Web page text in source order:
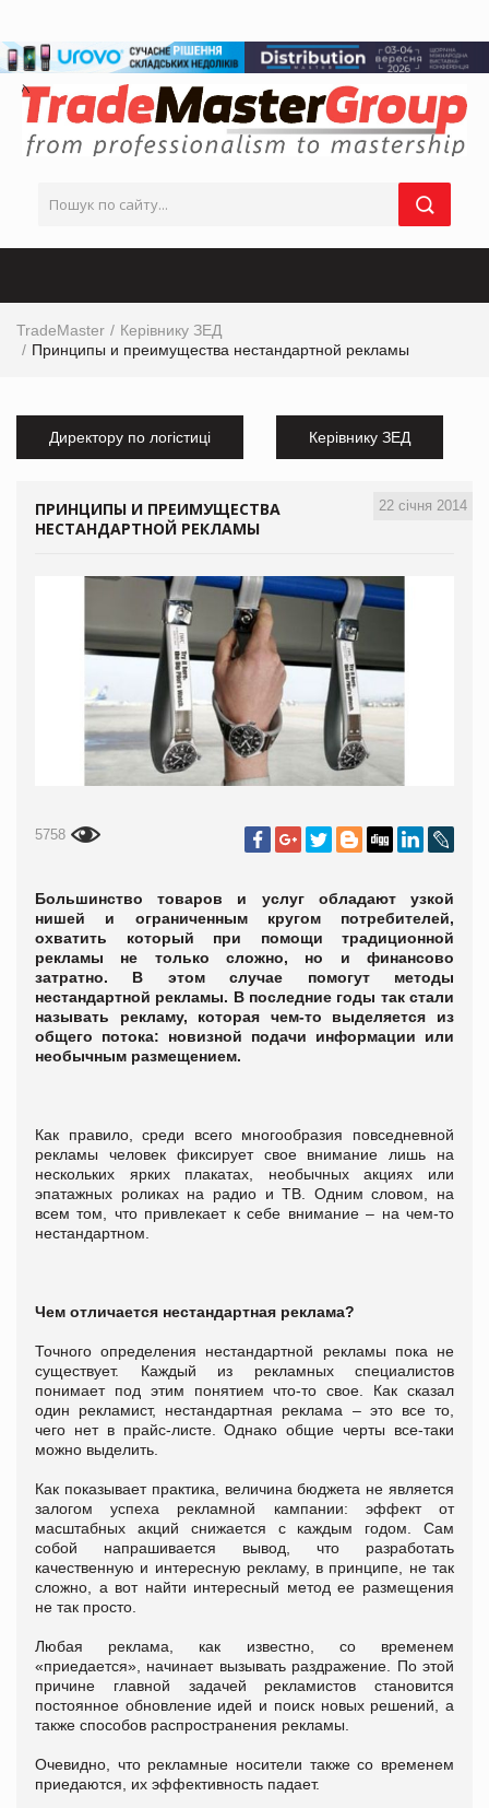
TradeMaster
Керівнику ЗЕД
Принципы и преимущества нестандартной рекламы
Директору по логістиці Керівнику ЗЕД
22 січня 2014
ПРИНЦИПЫ И ПРЕИМУЩЕСТВА
НЕСТАНДАРТНОЙ РЕКЛАМЫ
5758
Большинство товаров и услуг обладают узкой
нишей и ограниченным кругом потребителей,
охватить который при помощи традиционной
рекламы не только сложно, но и финансово
затратно. В этом случае помогут методы
нестандартной рекламы. В последние годы так стали
называть рекламу, которая чем-то выделяется из
общего потока: новизной подачи информации или
необычным размещением.
Как правило, среди всего многообразия повседневной
рекламы человек фиксирует свое внимание лишь на
нескольких ярких плакатах, необычных акциях или
эпатажных роликах на радио и ТВ. Одним словом, на
всем том, что привлекает к себе внимание – на чем-то
нестандартном.
Чем отличается нестандартная реклама?
Точного определения нестандартной рекламы пока не
существует. Каждый из рекламных специалистов
понимает под этим понятием что-то свое. Как сказал
один рекламист, нестандартная реклама – это все то,
чего нет в прайс-листе. Однако общие черты все-таки
можно выделить.
Как показывает практика, величина бюджета не является
залогом успеха рекламной кампании: эффект от
масштабных акций снижается с каждым годом. Сам
собой напрашивается вывод, что разработать
качественную и интересную рекламу, в принципе, не так
сложно, а вот найти интересный метод ее размещения
не так просто.
Любая реклама, как известно, со временем
«приедается», начинает вызывать раздражение. По этой
причине главной задачей рекламистов становится
постоянное обновление идей и поиск новых решений, а
также способов распространения рекламы.
Очевидно, что рекламные носители также со временем
приедаются, их эффективность падает.